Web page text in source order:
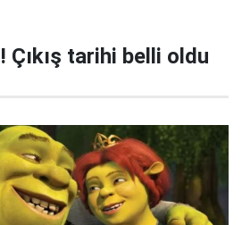
Çıkış tarihi belli oldu